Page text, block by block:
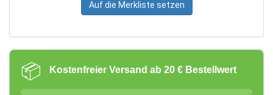
Auf die Merkliste setzen
📦 Kostenfreier Versand ab 20 € Bestellwert